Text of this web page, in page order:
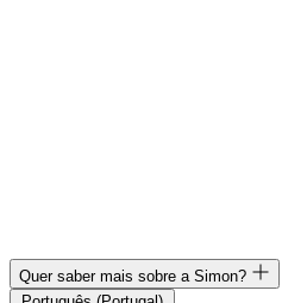
Quer saber mais sobre a Simon?